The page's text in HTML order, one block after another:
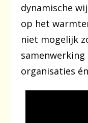
dynamische
op het
niet mogelijk
organisaties